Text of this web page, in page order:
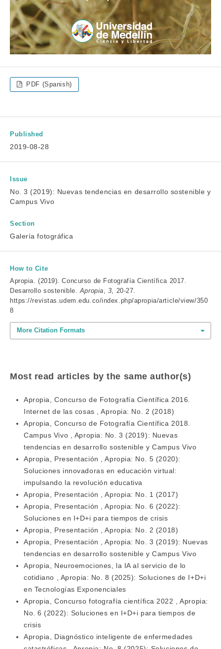
PDF (Spanish)
Published
2019-08-28
Issue
No. 3 (2019): Nuevas tendencias en desarrollo sostenible y
Campus Vivo
Section
Galería fotográfica
How to Cite
Apropia. (2019). Concurso de Fotografía Científica 2017.
Desarrollo sostenible.Apropia, 3, 20-27.
https://revistas.udem.edu.co/index.php/apropia/article/view/350
8
More Citation Formats
Most read articles by the same author(s)
Apropia,Concurso de Fotografía Científica 2016.
Internet de las cosas
,Apropia: No. 2 (2018)
Apropia,Concurso de Fotografía Científica 2018.
Campus Vivo
Apropia: No. 3 (2019): Nuevas
tendencias en desarrollo sostenible y Campus Vivo
Apropia, Presentación ,Apropia: No. 5 (2020):
Soluciones innovadoras en educación virtual:
impulsando la revolución educativa
Apropia, Presentación ,Apropia: No. 1 (2017)
Apropia, Presentación ,Apropia: No. 6 (2022):
Soluciones en I+D+i para tiempos de crisis
Apropia, Presentación ,Apropia: No. 2 (2018)
Apropia, Presentación ,Apropia: No. 3 (2019): Nuevas
tendencias en desarrollo sostenible y Campus Vivo
Apropia, Neuroemociones, la IA al servicio de lo
cotidiano
Apropia: No. 8 (2025): Soluciones de I+D+i
en Tecnologías Exponenciales
Apropia,Concurso fotografía científica 2022 ,Apropia:
No. 6 (2022): Soluciones en I+D+i para tiempos de
crisis
Apropia, Diagnóstico inteligente de enfermedades